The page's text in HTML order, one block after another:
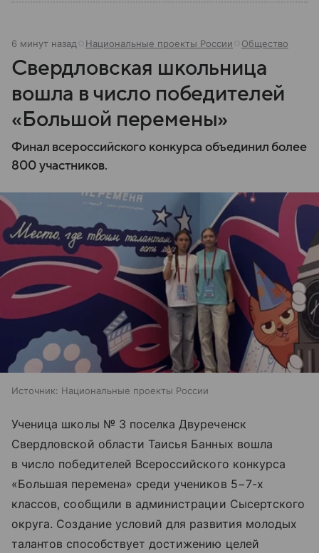
6 минут назад Национальные проекты России Общество
Свердловская школьница
вошла в число победителей
«Большой перемены»
Финал всероссийского конкурса объединил более
800 участников.
Источник: Национальные проекты России
Ученица школы № 3 поселка Двуреченск
Свердловской области Таисья Банных вошла
в число победителей Всероссийского конкурса
«Большая перемена» среди учеников 5−7-х
классов, сообщили в администрации Сысертского
округа. Создание условий для развития молодых
талантов способствует достижению целей